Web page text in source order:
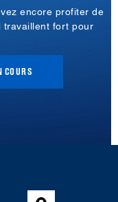
encore profiter de
travaillent fort pour
COURS